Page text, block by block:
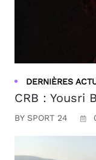
DERNIÈRES
CRB : Yousri
BY SPORT 24